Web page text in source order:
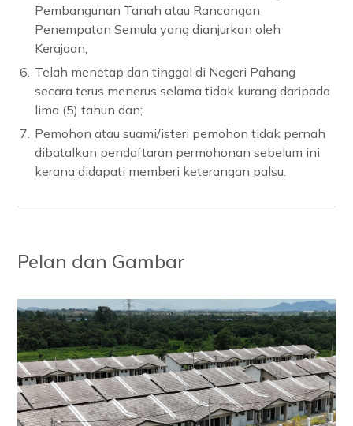
Pembangunan Tanah atau Rancangan
Penempatan Semula yang dianjurkan oleh
Kerajaan;
6. Telah menetap dan tinggal di Negeri Pahang
secara terus menerus selama tidak kurang daripada
lima (5) tahun dan;
7. Pemohon atau suami/isteri pemohon tidak pernah
dibatalkan pendaftaran permohonan sebelum ini
kerana didapati memberi keterangan palsu.
Pelan dan Gambar